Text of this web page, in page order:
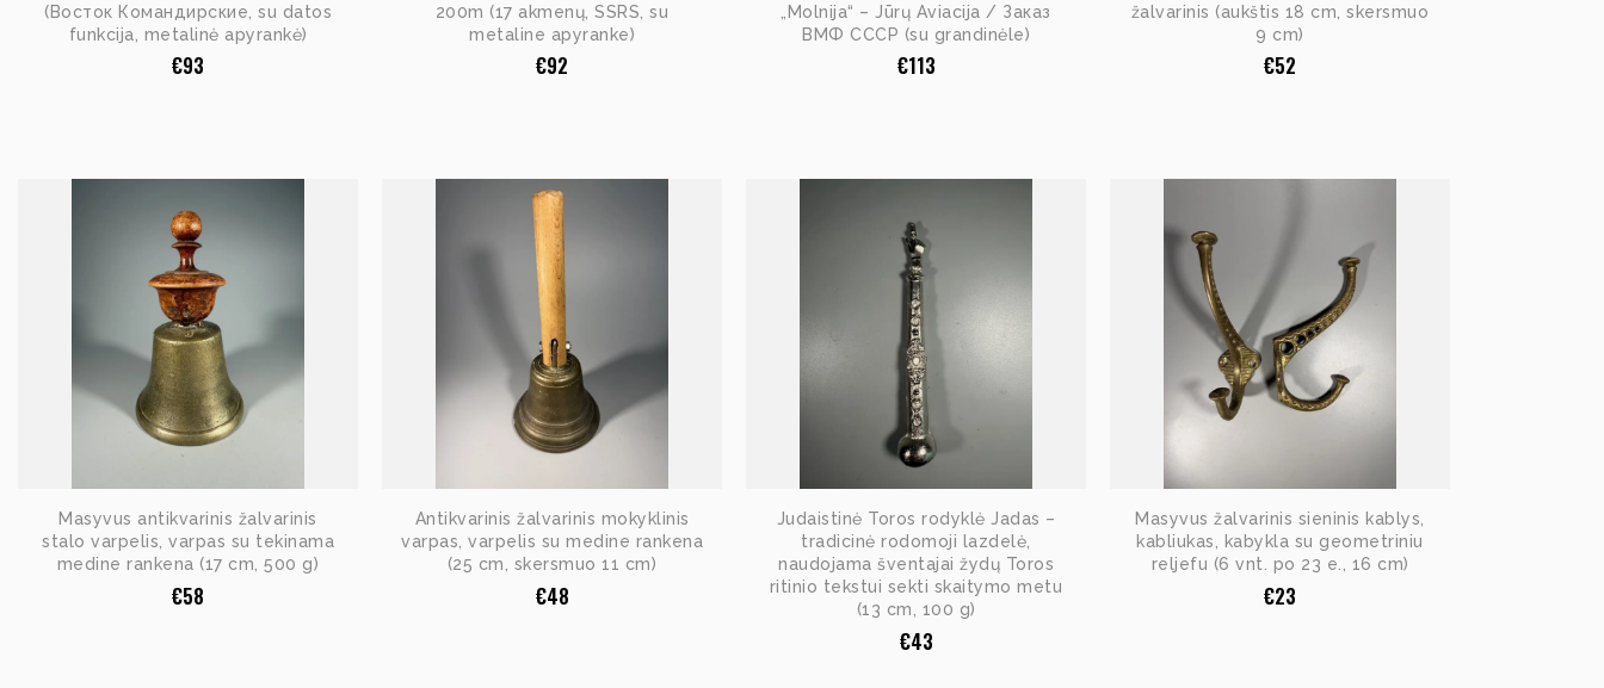
(Восток Командирские, su datos
funkcija, metalinė apyrankė)
€93
200m (17 akmenų, SSRS, su
metaline apyranke)
€92
„Molnija“ – Jūrų Aviacija / Заказ
ВМФ СССР (su grandinėle)
€113
žalvarinis (aukštis 18 cm, skersmuo
9 cm)
€52
Masyvus antikvarinis žalvarinis
stalo varpelis, varpas su tekinama
medine rankena (17 cm, 500 g)
€58
Antikvarinis žalvarinis mokyklinis
varpas, varpelis su medine rankena
(25 cm, skersmuo 11 cm)
€48
Judaistinė Toros rodyklė Jadas –
tradicinė rodomoji lazdelė,
naudojama šventajai žydų Toros
ritinio tekstui sekti skaitymo metu
(13 cm, 100 g)
€43
Masyvus žalvarinis sieninis kablys,
kabliukas, kabykla su geometriniu
reljefu (6 vnt. po 23 e., 16 cm)
€23